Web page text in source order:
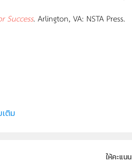
Success. Arlington, VA: NSTA Press.
ติม
ให้คะแนน